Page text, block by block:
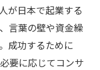
が日本で起業する
言葉の壁や資金繰
成功するために
要に応じてコンサ